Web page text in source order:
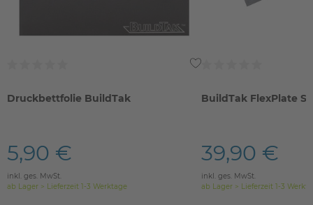
Druckbettfolie BuildTak
5,90 €
inkl. ges. MwSt.
ab Lager > Lieferzeit 1-3 Werktage
BuildTak FlexPlate
39,90 €
inkl. ges. MwSt.
ab Lager > Lieferzeit 1-3